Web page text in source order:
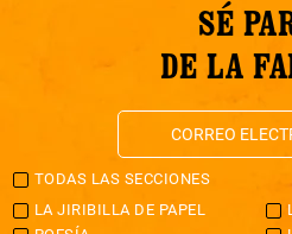
SÉ
DE LA
TODAS LAS SECCIONES
LA JIRIBILLA DE PAPEL